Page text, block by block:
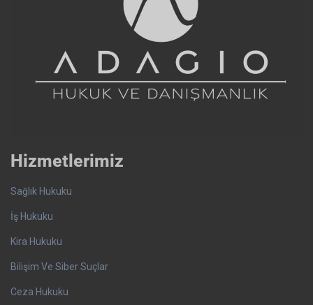
Hizmetlerimiz
Sağlık Hukuku
İş Hukuku
Kira Hukuku
Bilişim Ve Siber Suçlar
Ceza Hukuku